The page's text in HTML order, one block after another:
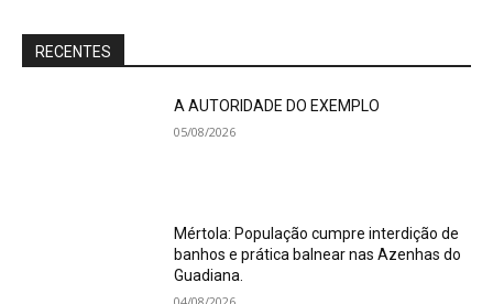
RECENTES
A AUTORIDADE DO EXEMPLO
05/08/2026
Mértola: População cumpre interdição de
banhos e prática balnear nas Azenhas do
Guadiana.